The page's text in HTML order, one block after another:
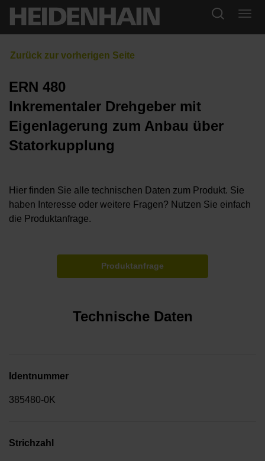
ERN 480
Inkrementaler Drehgeber mit
Eigenlagerung zum Anbau über
Statorkupplung
Hier finden Sie alle technischen Daten zum Produkt. Sie
haben Interesse oder weitere Fragen? Nutzen Sie einfach
die Produktanfrage.
Produktanfrage
Technische Daten
Identnummer
385480-0K
Strichzahl